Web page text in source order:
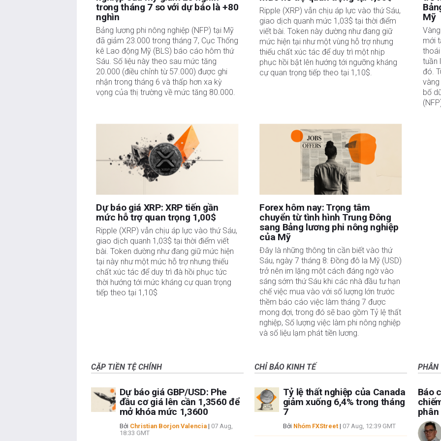
trong tháng 7 so với dự báo là +80
nghìn
Bảng lương phi nông nghiệp (NFP) tại Mỹ
đã giảm 23.000 trong tháng 7, Cục Thống
kê Lao động Mỹ (BLS) báo cáo hôm thứ
Sáu. Số liệu này theo sau mức tăng
20.000 (điều chỉnh từ 57.000) được ghi
nhận trong tháng 6 và thấp hơn xa kỳ
vọng của thị trường về mức tăng 80.000.
Ripple (XRP) vẫn chịu áp lực vào thứ Sáu,
giao dịch quanh mức 1,03$ tại thời điểm
viết bài. Token này dường như đang giữ
mức hiện tại như một vùng hỗ trợ nhưng
thiếu chất xúc tác để duy trì một nhịp
phục hồi bật lên hướng tới ngưỡng kháng
cự quan trọng tiếp theo tại 1,10$.
Mỹ
mới
tuần
đó.
bố
Dự báo giá XRP: XRP tiến gần
mức hỗ trợ quan trọng 1,00$
Ripple (XRP) vẫn chịu áp lực vào thứ Sáu,
giao dịch quanh 1,03$ tại thời điểm viết
bài. Token dường như đang giữ mức hiện
tại này như một mức hỗ trợ nhưng thiếu
chất xúc tác để duy trì đà hồi phục tức
thời hướng tới mức kháng cự quan trọng
tiếp theo tại 1,10$
Forex hôm nay: Trọng tâm
chuyển từ tình hình Trung Đông
sang Bảng lương phi nông nghiệp
của Mỹ
Đây là những thông tin cần biết vào thứ
Sáu, ngày 7 tháng 8: Đồng đô la Mỹ (USD)
trở nên im lặng một cách đáng ngờ vào
sáng sớm thứ Sáu khi các nhà đầu tư hạn
chế việc mua vào với số lượng lớn trước
thềm báo cáo việc làm tháng 7 được
mong đợi, trong đó sẽ bao gồm Tỷ lệ thất
nghiệp, Số lượng việc làm phi nông nghiệp
và số liệu lạm phát tiền lương.
CẶP TIỀN TỆ CHÍNH
Dự báo giá GBP/USD: Phe
đầu cơ giá lên cần 1,3560 để
mở khóa mức 1,3600
Bởi Christian Borjon Valencia| 07 Aug,
18:33 GMT
CHỈ BÁO KINH TẾ
Tỷ lệ thất nghiệp của Canada
giảm xuống 6,4% trong tháng
7
Bởi Nhóm FXStreet| 07 Aug, 12:39 GMT
PHÂN
Báo